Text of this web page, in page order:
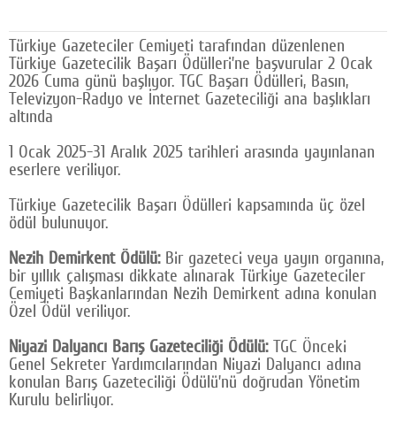
SOSYAL MEDYA
Facebook
Twitter
© 2026 TÜM HAKLARI SAKLIDIR
Türkiye Gazeteciler Cemiyeti tarafından düzenlenen
Türkiye Gazetecilik Başarı Ödülleri’ne başvurular 2 Ocak
2026 Cuma günü başlıyor. TGC Başarı Ödülleri, Basın,
Televizyon-Radyo ve İnternet Gazeteciliği ana başlıkları
altında
1 Ocak 2025-31 Aralık 2025 tarihleri arasında yayınlanan
eserlere veriliyor.
Türkiye Gazetecilik Başarı Ödülleri kapsamında üç özel
ödül bulunuyor.
Nezih Demirkent Ödülü:Bir gazeteci veya yayın organına,
bir yıllık çalışması dikkate alınarak Türkiye Gazeteciler
Cemiyeti Başkanlarından Nezih Demirkent adına konulan
Özel Ödül veriliyor.
Niyazi Dalyancı Barış Gazeteciliği Ödülü:TGC Önceki
Genel Sekreter Yardımcılarından Niyazi Dalyancı adına
konulan Barış Gazeteciliği Ödülü’nü doğrudan Yönetim
Kurulu belirliyor.